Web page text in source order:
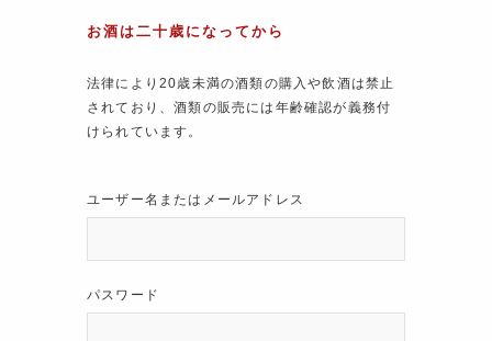
お酒は二十歳になってから
法律により20歳未満の酒類の購入や飲酒は禁止
されており、酒類の販売には年齢確認が義務付
けられています。
ユーザー名またはメールアドレス
パスワード